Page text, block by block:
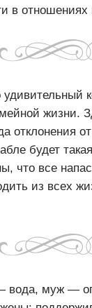
в отношениях
жизни.
отклонения
будет
что все
из всех
муж —